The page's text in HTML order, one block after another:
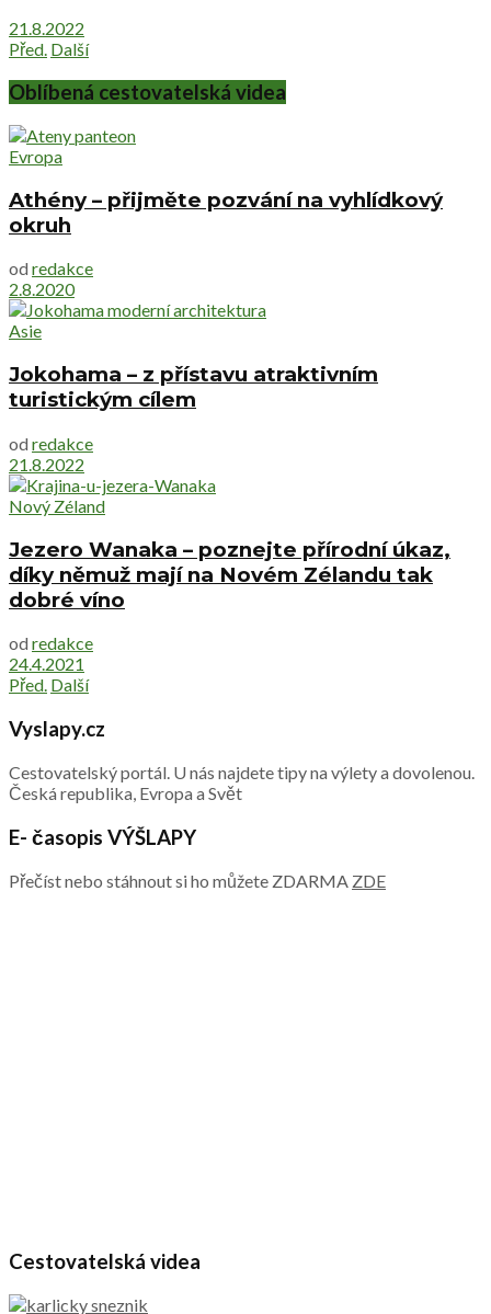
21.8.2022
Před. Další
Oblíbená cestovatelská videa
Evropa
Athény – přijměte pozvání na vyhlídkový
okruh
od redakce
2.8.2020
Asie
Jokohama – z přístavu atraktivním
turistickým cílem
od redakce
21.8.2022
Nový Zéland
Jezero Wanaka – poznejte přírodní úkaz,
díky němuž mají na Novém Zélandu tak
dobré víno
od redakce
24.4.2021
Před. Další
Vyslapy.cz
Cestovatelský portál. U nás najdete tipy na výlety a dovolenou.
Česká republika, Evropa a Svět
E- časopis VÝŠLAPY
Přečíst nebo stáhnout si ho můžete ZDARMA ZDE
Cestovatelská videa